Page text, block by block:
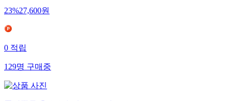
23%27,600원
0적립
129명구매중